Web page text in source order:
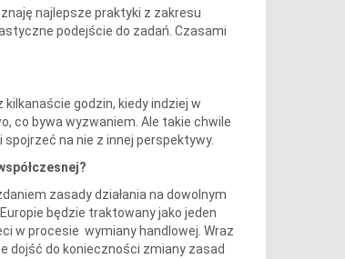
najlepsze praktyki z zakresu
podejście do zadań. Czasami
godzin, kiedy indziej w
co bywa wyzwaniem. Ale takie chwile
na nie z innej perspektywy.
zasady działania na dowolnym
będzie traktowany jako jeden
w procesie wymiany handlowej. Wraz
dojść do konieczności zmiany zasad